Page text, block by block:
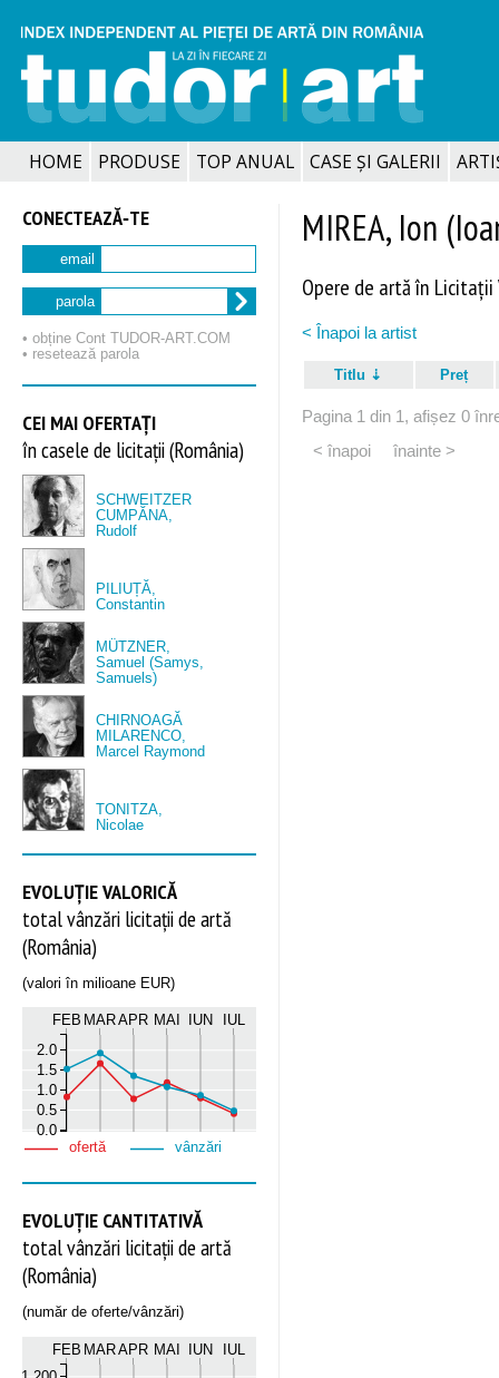
HOME PRODUSE TOP ANUAL CASE ȘI GALERII
CONECTEAZĂ‑TE
email
parola
• obține Cont TUDOR‑ART.COM
• resetează parola
CEI MAI OFERTAȚI
în casele de licitații (România)
SCHWEITZER
CUMPĂNA,
Rudolf
PILIUȚĂ,
Constantin
MÜTZNER,
Samuel (Samys,
Samuels)
CHIRNOAGĂ
MILARENCO,
Marcel Raymond
TONITZA,
Nicolae
EVOLUȚIE VALORICĂ
total vânzări licitații de artă
(România)
(valori în milioane EUR)
FEB MARAPR MAI IUN IUL
0.0
0.5
1.0
1.5
2.0
ofertă vânzări
EVOLUȚIE CANTITATIVĂ
total vânzări licitații de artă
(România)
(număr de oferte/vânzări)
FEB MARAPR MAI IUN IUL
MIREA, Ion
Opere de artă în
< Înapoi la artist
Titlu Preț
Pagina 1 din 1, afișez 0
< înapoi
înainte >